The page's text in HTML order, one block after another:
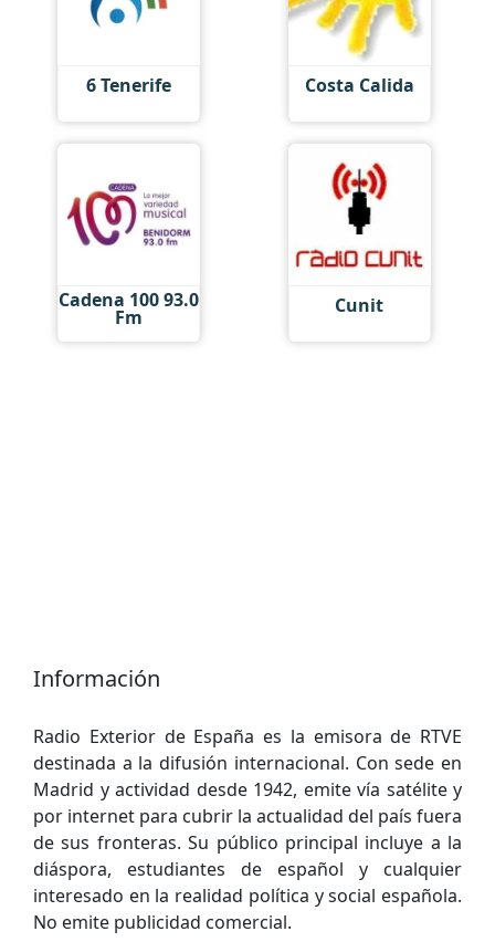
6 Tenerife Costa Calida
Cadena 100 93.0
Fm Cunit
Información
Radio Exterior de España es la emisora de RTVE
destinada a la difusión internacional. Con sede en
Madrid y actividad desde 1942, emite vía satélite y
por internet para cubrir la actualidad del país fuera
de sus fronteras. Su público principal incluye a la
diáspora, estudiantes de español y cualquier
interesado en la realidad política y social española.
No emite publicidad comercial.